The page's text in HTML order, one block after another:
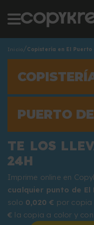
Inicio Copistería en El Puerto
PUERTO
TE LOS
24H
Imprime online en
cualquier punto de
solo 0,020 € por copia
€ la copia a color y